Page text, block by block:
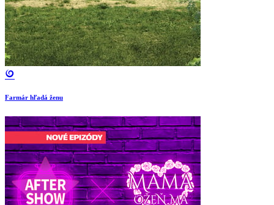
Farmár hľadá ženu